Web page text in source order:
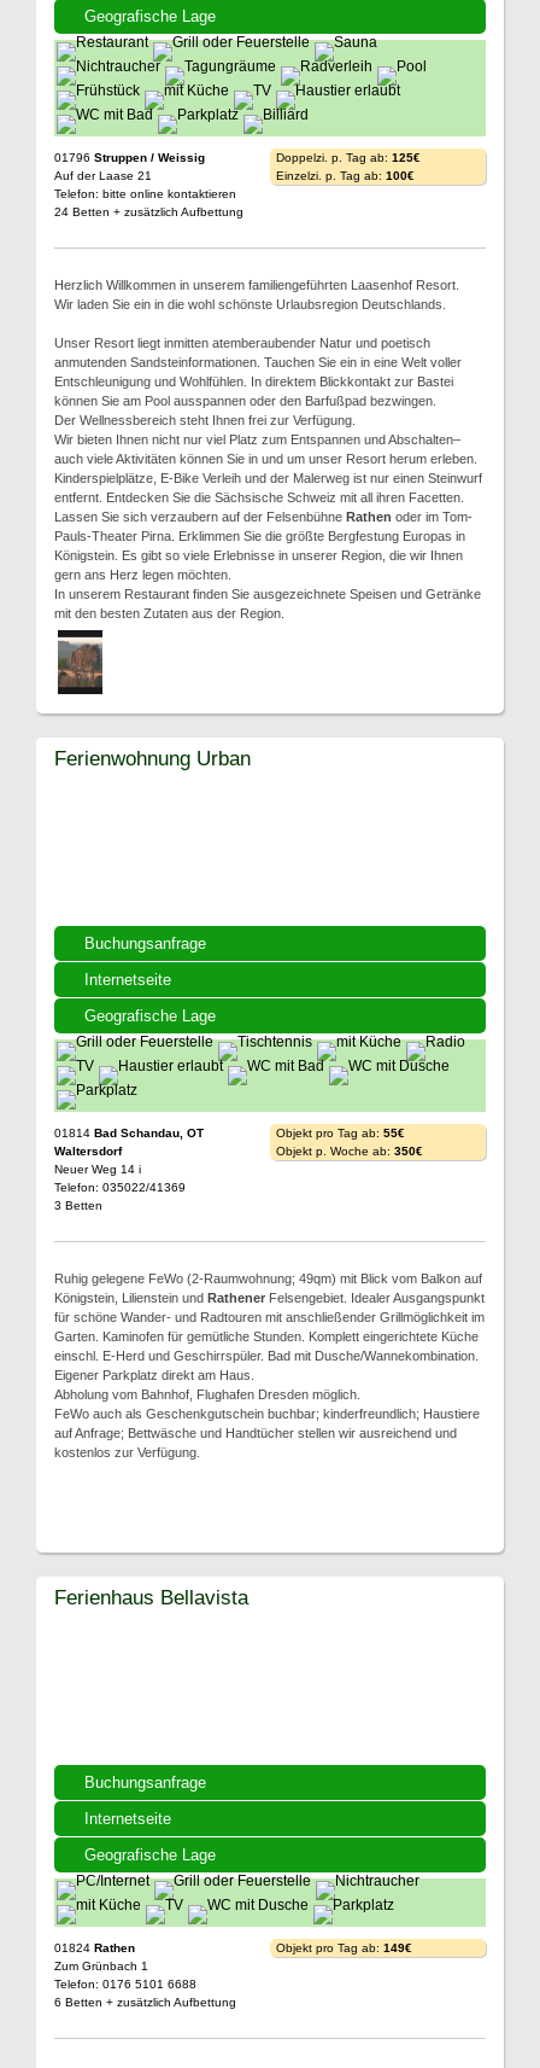
Geografische Lage
01796 Struppen / Weissig
Auf der Laase 21
Telefon: bitte online kontaktieren
24 Betten + zusätzlich Aufbettung
Doppelzi. p. Tag ab: 125€
Einzelzi. p. Tag ab: 100€
Herzlich Willkommen in unserem familiengeführten Laasenhof Resort.
Wir laden Sie ein in die wohl schönste Urlaubsregion Deutschlands.
Unser Resort liegt inmitten atemberaubender Natur und poetisch
anmutenden Sandsteinformationen. Tauchen Sie ein in eine Welt voller
Entschleunigung und Wohlfühlen. In direktem Blickkontakt zur Bastei
können Sie am Pool ausspannen oder den Barfußpad bezwingen.
Der Wellnessbereich steht Ihnen frei zur Verfügung.
Wir bieten Ihnen nicht nur viel Platz zum Entspannen und Abschalten–
auch viele Aktivitäten können Sie in und um unser Resort herum erleben.
Kinderspielplätze, E-Bike Verleih und der Malerweg ist nur einen Steinwurf
entfernt. Entdecken Sie die Sächsische Schweiz mit all ihren Facetten.
Lassen Sie sich verzaubern auf der Felsenbühne Rathen oder im Tom-
Pauls-Theater Pirna. Erklimmen Sie die größte Bergfestung Europas in
Königstein. Es gibt so viele Erlebnisse in unserer Region, die wir Ihnen
gern ans Herz legen möchten.
In unserem Restaurant finden Sie ausgezeichnete Speisen und Getränke
mit den besten Zutaten aus der Region.
Buchungsanfrage
Internetseite
Geografische Lage
Ferienwohnung Urban
01814 Bad Schandau, OT
Waltersdorf
Neuer Weg 14 i
Telefon: 035022/41369
3 Betten
Objekt pro Tag ab: 55€
Objekt p. Woche ab: 350€
Ruhig gelegene FeWo (2-Raumwohnung; 49qm) mit Blick vom Balkon auf
Königstein, Lilienstein und Rathener Felsengebiet. Idealer Ausgangspunkt
für schöne Wander- und Radtouren mit anschließender Grillmöglichkeit im
Garten. Kaminofen für gemütliche Stunden. Komplett eingerichtete Küche
einschl. E-Herd und Geschirrspüler. Bad mit Dusche/Wannekombination.
Eigener Parkplatz direkt am Haus.
Abholung vom Bahnhof, Flughafen Dresden möglich.
FeWo auch als Geschenkgutschein buchbar; kinderfreundlich; Haustiere
auf Anfrage; Bettwäsche und Handtücher stellen wir ausreichend und
kostenlos zur Verfügung.
Buchungsanfrage
Internetseite
Geografische Lage
Ferienhaus Bellavista
01824 Rathen
Zum Grünbach 1
Telefon: 0176 5101 6688
6 Betten + zusätzlich Aufbettung
Objekt pro Tag ab: 149€